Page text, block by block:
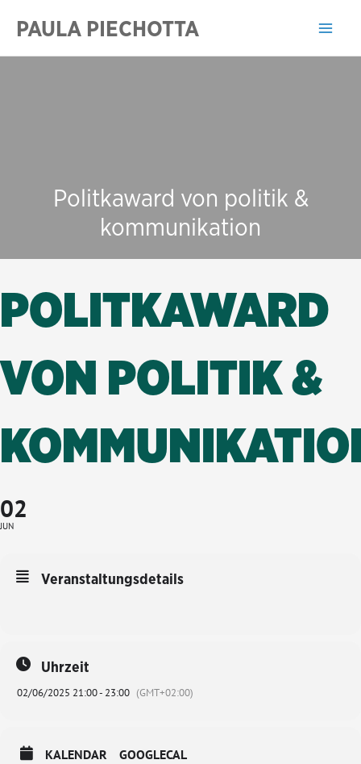
Inhalt
springen
PAULA PIECHOTTA
Politkaward von politik &
kommunikation
POLITKAWARD
VON POLITIK &
02
JUN
Veranstaltungsdetails
Uhrzeit
02/06/2025 21:00 - 23:00 (GMT+02:00)
KALENDAR GOOGLECAL